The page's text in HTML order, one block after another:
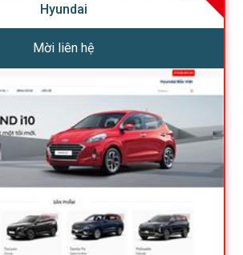
Hyundai
Mời liên hệ